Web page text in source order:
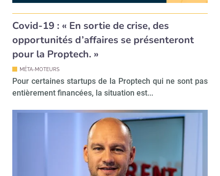
Covid-19 : « En sortie de crise, des
opportunités d’affaires se présenteront
pour la Proptech. »
MÉTA-MOTEURS
Pour certaines startups de la Proptech qui ne sont pas
entièrement financées, la situation est...